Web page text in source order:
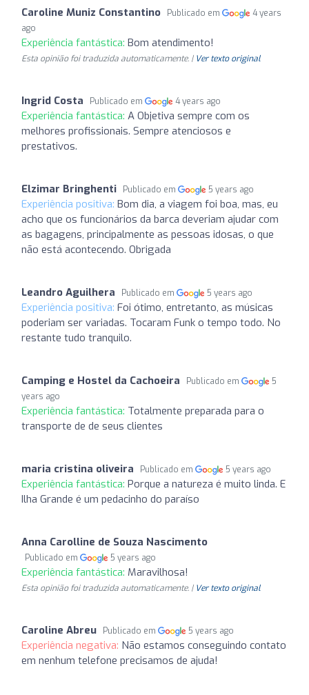
Caroline Muniz Constantino Publicado em
4 years
ago
Experiência fantástica: Bom atendimento!
Esta opinião foi traduzida automaticamente. | Ver texto original
Ingrid Costa Publicado em 4 years ago
Experiência fantástica: A Objetiva sempre com os
melhores profissionais. Sempre atenciosos e
prestativos.
Elzimar Bringhenti Publicado em 5 years ago
Experiência positiva: Bom dia, a viagem foi boa, mas, eu
acho que os funcionários da barca deveriam ajudar com
as bagagens, principalmente as pessoas idosas, o que
não está acontecendo. Obrigada
Leandro Aguilhera Publicado em 5 years ago
Experiência positiva: Foi ótimo, entretanto, as músicas
poderiam ser variadas. Tocaram Funk o tempo todo. No
restante tudo tranquilo.
Camping e Hostel da Cachoeira Publicado em
5
years ago
Experiência fantástica: Totalmente preparada para o
transporte de de seus clientes
maria cristina oliveira Publicado em 5 years ago
Experiência fantástica: Porque a natureza é muito linda. E
Ilha Grande é um pedacinho do paraíso
Anna Carolline de Souza Nascimento
Publicado em 5 years ago
Experiência fantástica: Maravilhosa!
Esta opinião foi traduzida automaticamente. | Ver texto original
Caroline Abreu Publicado em 5 years ago
Experiência negativa: Não estamos conseguindo contato
em nenhum telefone precisamos de ajuda!